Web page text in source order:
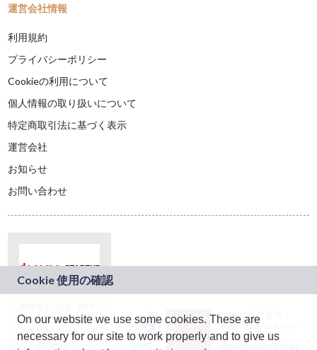
運営会社情報
利用規約
プライバシーポリシー
Cookieの利用について
個人情報の取り扱いについて
特定商取引法に基づく表示
運営会社
お知らせ
お問い合わせ
ドコモグループの新
規事業創出プログラ
ム「docomo
JASRAC許諾番号：
9024936001Y45037
JASRAC許諾番号：
On our website we use some cookies. These are
necessary for our site to work properly and to give us